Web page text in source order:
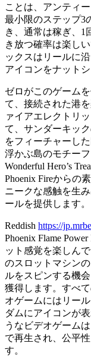
ことは、アンティ
最小限のステップ3
き、通常は稼ぎ、1
き放つ確率は楽し
ックスはリールに
アイコンをナット
ゼロがこのゲーム
て、接続された港
ァイアエレクトリ
て、サンダーキッ
をフィーチャーし
浮かぶ島のモチー
Wonderful Hero’s
Phoenix Fireからの
ニークな感触を生
ールを提供します。
Reddish https://
Phoenix Flame
ット感覚を楽しん
のスロットマシン
ルをスピンする機
獲得します。すべ
オゲームにはリー
ダムにアイコンが
うなビデオゲーム
で再生され、公平
す。